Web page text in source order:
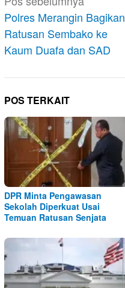
pos
Polres Merangin Bagikan
Ratusan Sembako ke
Kaum Duafa dan SAD
POS TERKAIT
DPR Minta Pengawasan
Sekolah Diperkuat Usai
Temuan Ratusan Senjata